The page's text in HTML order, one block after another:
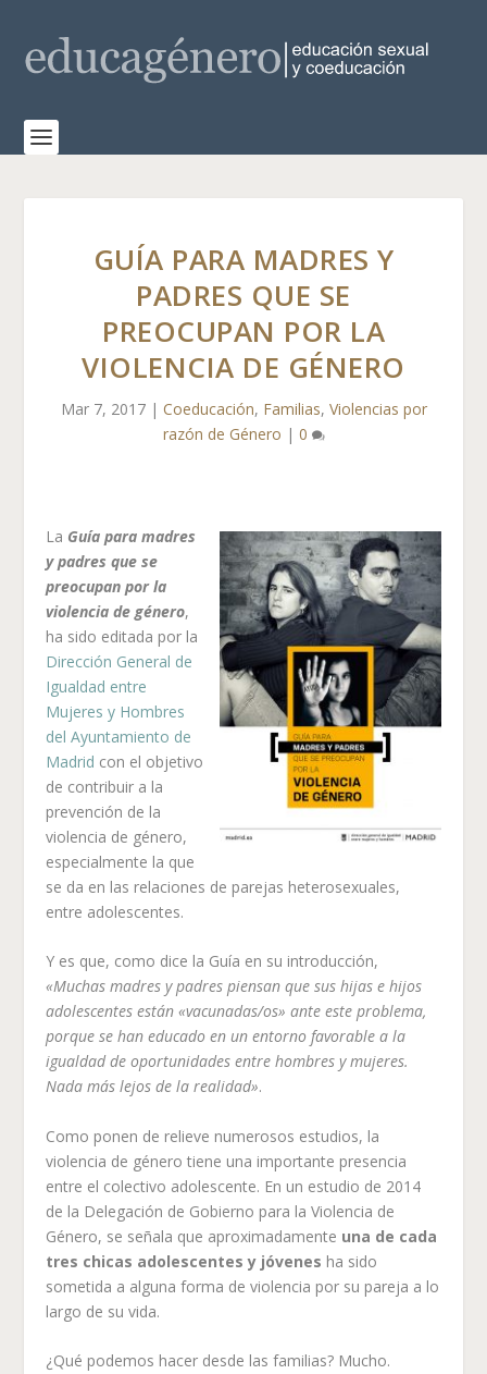
GUÍA PARA MADRES Y
PADRES QUE SE
PREOCUPAN POR LA
VIOLENCIA DE GÉNERO
Mar 7, 2017| Coeducación, Familias, Violencias por
razón de Género | 0
La Guía para madres
y padres que se
preocupan por la
violencia de género,
ha sido editada por la
Dirección General de
Igualdad entre
Mujeres y Hombres
del Ayuntamiento de
Madrid con el objetivo
de contribuir a la
prevención de la
violencia de género,
especialmente la que
se da en las relaciones de parejas heterosexuales,
entre adolescentes.
Y es que, como dice la Guía en su introducción,
«Muchas madres y padres piensan que sus hijas e hijos
adolescentes están «vacunadas/os» ante este problema,
porque se han educado en un entorno favorable a la
igualdad de oportunidades entre hombres y mujeres.
Nada más lejos de la realidad».
Como ponen de relieve numerosos estudios, la
violencia de género tiene una importante presencia
entre el colectivo adolescente. En un estudio de 2014
de la Delegación de Gobierno para la Violencia de
Género, se señala que aproximadamente una de cada
tres chicas adolescentes y jóvenes ha sido
sometida a alguna forma de violencia por su pareja a lo
largo de su vida.
¿Qué podemos hacer desde las familias? Mucho.